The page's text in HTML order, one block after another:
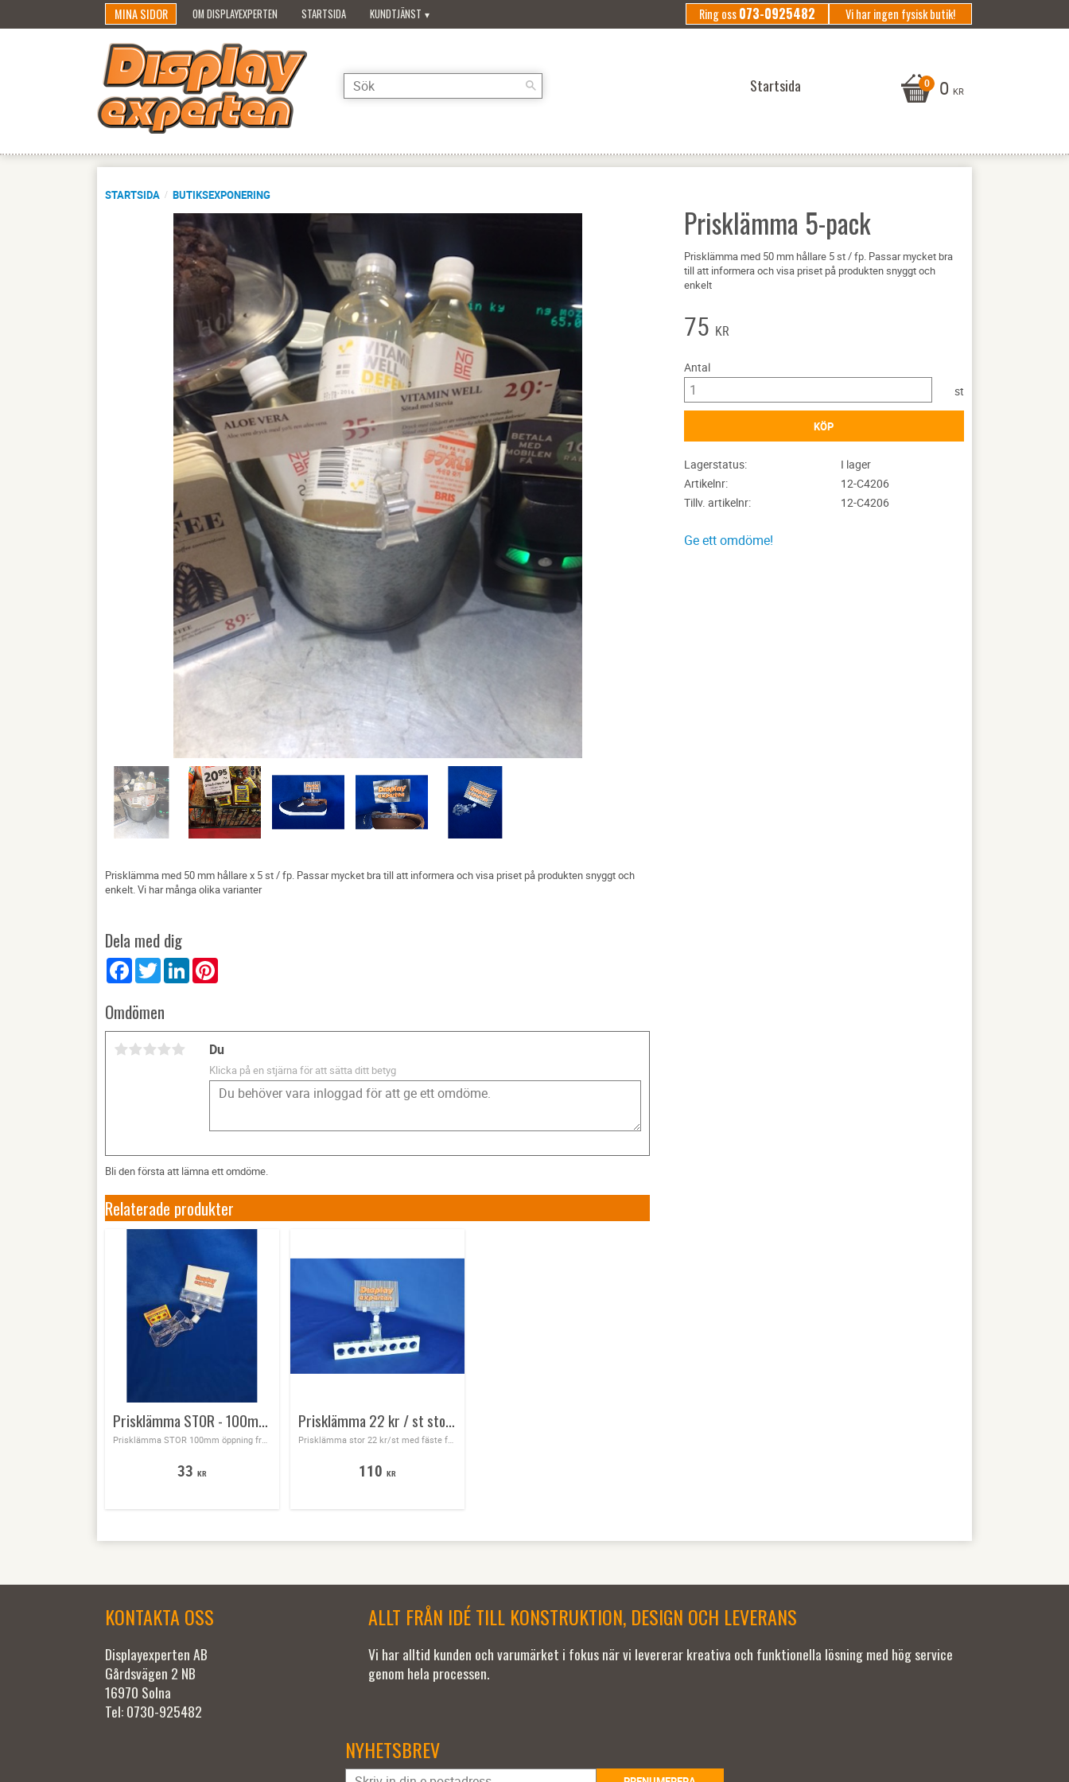
Vi har ingen fysisk butik!
Ring oss073-0925482
MINA SIDOR OM DISPLAYEXPERTEN STARTSIDA KUNDTJÄNST
0 KR
Startsida
STARTSIDA BUTIKSEXPONERING
Prisklämma 5-pack
Prisklämma med 50 mm hållare 5 st / fp. Passar mycket bra
till att informera och visa priset på produkten snyggt och
enkelt
75 KR
Antal
st
KÖP
Lagerstatus
I lager
Artikelnr
12-C4206
Tillv. artikelnr
12-C4206
Ge ett omdöme!
Prisklämma med 50 mm hållare x 5 st / fp. Passar mycket bra till att informera och visa priset på produkten snyggt och
enkelt. Vi har många olika varianter
Dela med dig
FacebookTwitter LinkedIn
Omdömen
Du
Klicka på en stjärna för att sätta ditt betyg
Bli den första att lämna ett omdöme.
Relaterade produkter
Prisklämma STOR - 100mm öppning från 11/50 mm, längd 167mm
33 KR
Prisklämma 22 kr / st stor 5 st/fp
110 KR
KONTAKTA OSS
Displayexperten AB
Gårdsvägen 2 NB
16970 Solna
Tel: 0730-925482
ALLT FRÅN IDÉ TILL KONSTRUKTION, DESIGN OCH LEVERANS
Vi har alltid kunden och varumärket i fokus när vi levererar kreativa och funktionella lösning med hög service
genom hela processen.
NYHETSBREV